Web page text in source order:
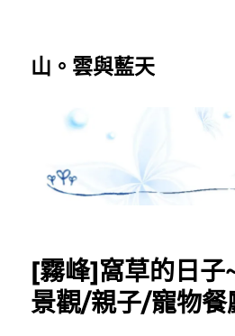
山。雲與藍天
[霧峰]窩草的日子
景觀/親子/寵物餐